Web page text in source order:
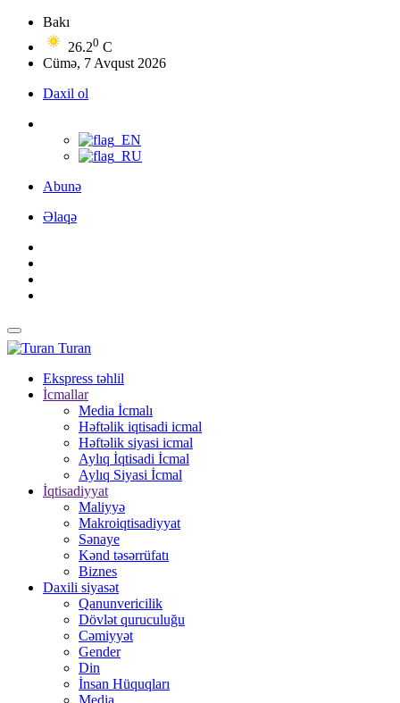
Bakı
26.20 C
Cümə, 7 Avqust 2026
Daxil ol
Abunə
Əlaqə
Turan
Ekspress təhlil
İcmallar
Media İcmalı
Həftəlik iqtisadi icmal
Həftəlik siyasi icmal
Aylıq İqtisadi İcmal
Aylıq Siyasi İcmal
İqtisadiyyat
Maliyyə
Makroiqtisadiyyat
Sənaye
Kənd təsərrüfatı
Biznes
Daxili siyasət
Qanunvericilik
Dövlət quruculuğu
Cəmiyyət
Gender
Din
İnsan Hüquqları
Media